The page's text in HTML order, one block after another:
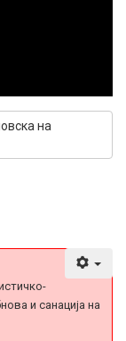
на
и санација на